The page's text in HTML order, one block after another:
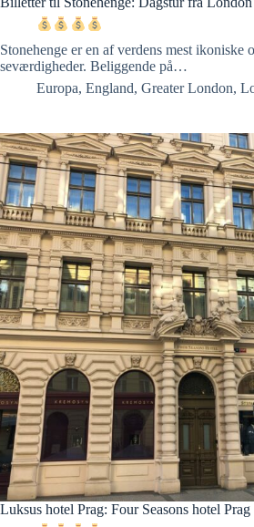
Stonehenge er en af verdens mest ikoniske
seværdigheder. Beliggende på…
Europa, England, Greater London,
Luksus hotel Prag: Four Seasons hotel Prag